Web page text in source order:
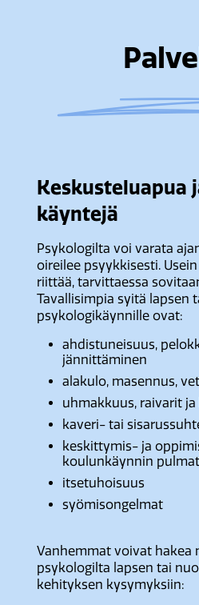
Keskusteluapua
käyntejä
Psykologilta voi varata
oireilee psyykkisesti.
riittää, tarvittaessa
Tavallisimpia syitä lapsen
psykologikäynnille ovat:
ahdistuneisuus,
jännittäminen
alakulo, masennus,
uhmakkuus, raivarit
kaveri- tai
keskittymis- ja
koulunkäynnin pulmat
itsetuhoisuus
syömisongelmat
Vanhemmat voivat hakea
psykologilta lapsen tai
kehityksen kysymyksiin: